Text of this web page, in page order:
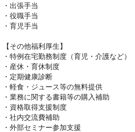
・出張手当
・役職手当
・育児手当
【その他福利厚生】
・特例在宅勤務制度（育児・介護など）
・産休・育休制度
・定期健康診断
・軽食・ジュース等の無料提供
・業務に関する書籍等の購入補助
・資格取得支援制度
・社内交流費補助
・外部セミナー参加支援